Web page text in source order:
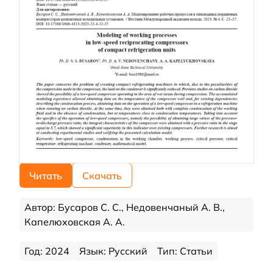
Читать Скачать
Автор: Бусаров С. С., Недовенчаный А. В.,
Капелюховская А. А.
Год: 2024 Язык: Русский Тип: Статьи